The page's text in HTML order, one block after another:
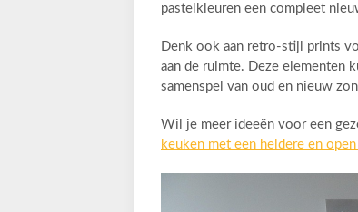
pastelkleuren een compleet
Denk ook aan retro-stijl prints
aan de ruimte. Deze elementen
samenspel van oud en nieuw
Wil je meer ideeën voor een
keuken met een heldere en